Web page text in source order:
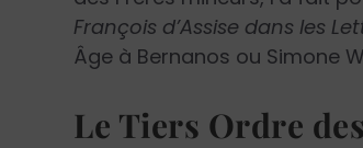
François d’Assise dans les
Âge à Bernanos ou Simone
Le Tiers Ordre